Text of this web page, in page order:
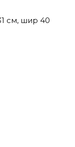
см, шир 40